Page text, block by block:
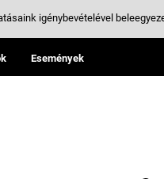
Események
igénybevételével